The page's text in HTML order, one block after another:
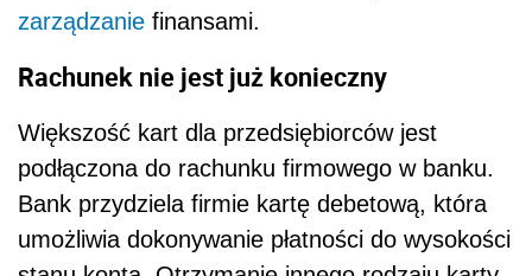
zarządzanie finansami.
Rachunek nie jest już konieczny
Większość kart dla przedsiębiorców jest
podłączona do rachunku firmowego w banku.
Bank przydziela firmie kartę debetową, która
umożliwia dokonywanie płatności do wysokości